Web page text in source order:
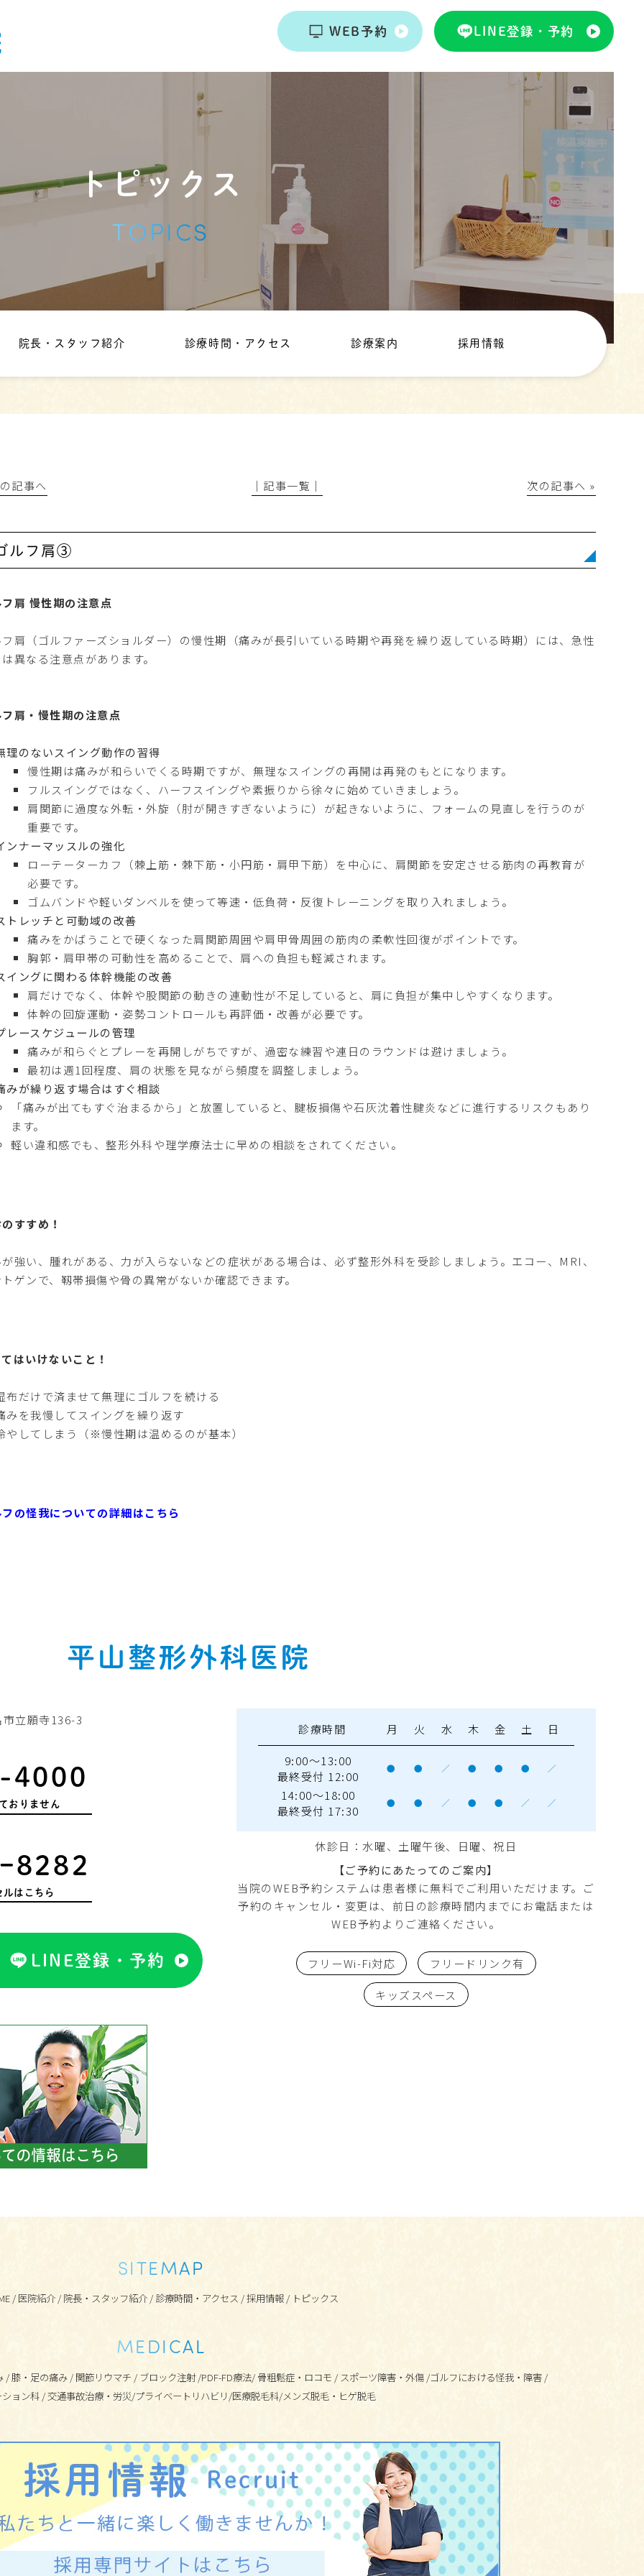
WEB予約 LINE登録・予約
トピックス
TOPICS
院長・スタッフ紹介 診療時間・アクセス 診療案内 採用情報
療時間・アクセス
WEB予約 LINE登録・予約
記事へ │記事一覧│ 次の記事へ »
ルフ肩③
肩 慢性期の注意点
肩（ゴルファーズショルダー）の慢性期（痛みが長引いている時期や再発を繰り返している時期）には、急性
異なる注意点があります。
肩・慢性期の注意点
理のないスイング動作の習得
慢性期は痛みが和らいでくる時期ですが、無理なスイングの再開は再発のもとになります。
フルスイングではなく、ハーフスイングや素振りから徐々に始めていきましょう。
肩関節に過度な外転・外旋（肘が開きすぎないように）が起きないように、フォームの見直しを行うのが
重要です。
ンナーマッスルの強化
ローテーターカフ（棘上筋・棘下筋・小円筋・肩甲下筋）を中心に、肩関節を安定させる筋肉の再教育が
必要です。
ゴムバンドや軽いダンベルを使って等速・低負荷・反復トレーニングを取り入れましょう。
トレッチと可動域の改善
痛みをかばうことで硬くなった肩関節周囲や肩甲骨周囲の筋肉の柔軟性回復がポイントです。
胸郭・肩甲帯の可動性を高めることで、肩への負担も軽減されます。
イングに関わる体幹機能の改善
肩だけでなく、体幹や股関節の動きの連動性が不足していると、肩に負担が集中しやすくなります。
体幹の回旋運動・姿勢コントロールも再評価・改善が必要です。
レースケジュールの管理
痛みが和らぐとプレーを再開しがちですが、過密な練習や連日のラウンドは避けましょう。
最初は週1回程度、肩の状態を見ながら頻度を調整しましょう。
みが繰り返す場合はすぐ相談
「痛みが出てもすぐ治まるから」と放置していると、腱板損傷や石灰沈着性腱炎などに進行するリスクもあり
ます。
軽い違和感でも、整形外科や理学療法士に早めの相談をされてください。
すすめ！
強い、腫れがある、力が入らないなどの症状がある場合は、必ず整形外科を受診しましょう。エコー、MRI、
ゲンで、靱帯損傷や骨の異常がないか確認できます。
はいけないこと！
布だけで済ませて無理にゴルフを続ける
みを我慢してスイングを繰り返す
やしてしまう（※慢性期は温めるのが基本）
の怪我についての詳細はこちら
立願寺136-3
4000
おりません
8282
はこちら
LINE登録・予約
診療時間 月 火 水 木 金 土
日
9:00～13:00
最終受付 12:00
● ● ／ ● ● ● ／
14:00～18:00
最終受付 17:30
● ● ／ ● ● ／ ／
休診日：水曜、土曜午後、日曜、祝日
【ご予約にあたってのご案内】
当院のWEB予約システムは患者様に無料でご利用いただけます。ご
予約のキャンセル・変更は、前日の診療時間内までにお電話または
WEB予約よりご連絡ください。
フリーWi-Fi対応
フリードリンク有
キッズスペース
SITEMAP
/ 医院紹介/ 院長・スタッフ紹介/ 診療時間・アクセス /採用情報/ トピックス
MEDICAL
/膝・足の痛み / 関節リウマチ / ブロック注射/PDF-FD療法/ 骨粗鬆症・ロコモ / スポーツ障害・外傷 /ゴルフにおける怪我・障害 /
ョン科 /交通事故治療・労災/プライベートリハビリ /医療脱毛科/メンズ脱毛・ヒゲ脱毛